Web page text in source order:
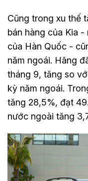
Cũng trong xu thế
bán hàng của Kia
của Hàn Quốc -
năm ngoái. Hãng
tháng 9, tăng so
kỳ năm ngoái.
tăng 28,5%, đạt
nước ngoài tăng